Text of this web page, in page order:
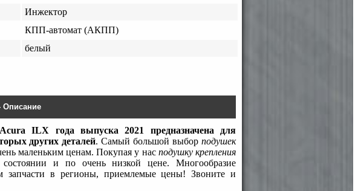
Инжектор
КПП-автомат (АКПП)
белый
Описание
ILX года выпуска 2021 предназначена для
других деталей. Самый большой выборподушек
маленьким ценам. Покупая у нас подушку крепления
и по очень низкой цене. Многообразие
запчасти в регионы, приемлемые цены! Звоните и